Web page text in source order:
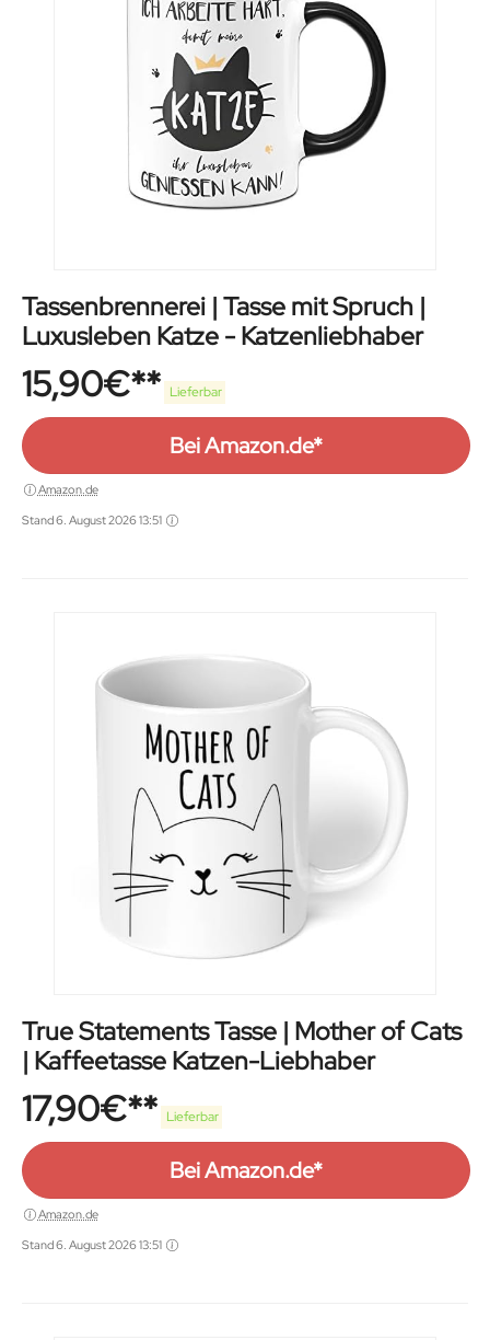
Tassenbrennerei | Tasse mit Spruch |
Luxusleben Katze - Katzenliebhaber
15,90€ Lieferbar
Bei Amazon.de*
Amazon.de
Stand 6. August 2026 13:51
True Statements Tasse | Mother of Cats
| Kaffeetasse Katzen-Liebhaber
17,90€ Lieferbar
Bei Amazon.de*
Amazon.de
Stand 6. August 2026 13:51